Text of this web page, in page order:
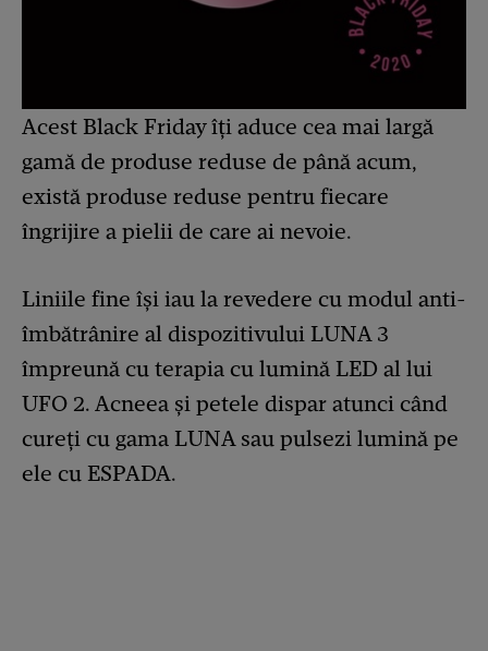
Acest Black Friday îți aduce cea mai largă
gamă de produse reduse de până acum,
există produse reduse pentru fiecare
îngrijire a pielii de care ai nevoie.
Liniile fine își iau la revedere cu modul anti-
îmbătrânire al dispozitivului LUNA 3
împreună cu terapia cu lumină LED al lui
UFO 2. Acneea și petele dispar atunci când
cureți cu gama LUNA sau pulsezi lumină pe
ele cu ESPADA.